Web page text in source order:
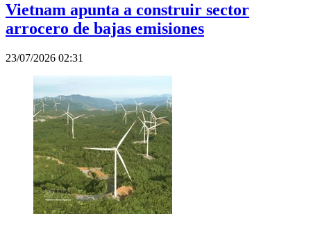
Vietnam apunta a construir sector
arrocero de bajas emisiones
23/07/2026 02:31